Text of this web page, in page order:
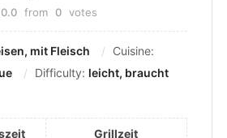
0.0 from 0 votes
mit Fleisch
Cuisine:
Difficulty: leicht, braucht
Grillzeit